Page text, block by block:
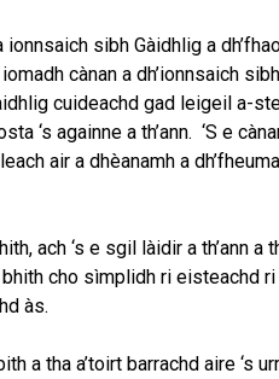
sibh Gàidhlig a
cànan a dh’ionnsaich
cuideachd gad leigeil a-
‘s againne a th’ann. ‘S e
air a dhèanamh a
ach ‘s e sgil làidir a th’ann a
cho sìmplidh ri eisteachd
às.
a tha a’toirt barrachd aire ‘s